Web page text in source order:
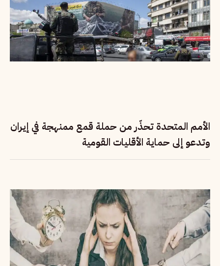
الأمم المتحدة تحذّر من حملة قمع ممنهجة في إيران
وتدعو إلى حماية الأقليات القومية